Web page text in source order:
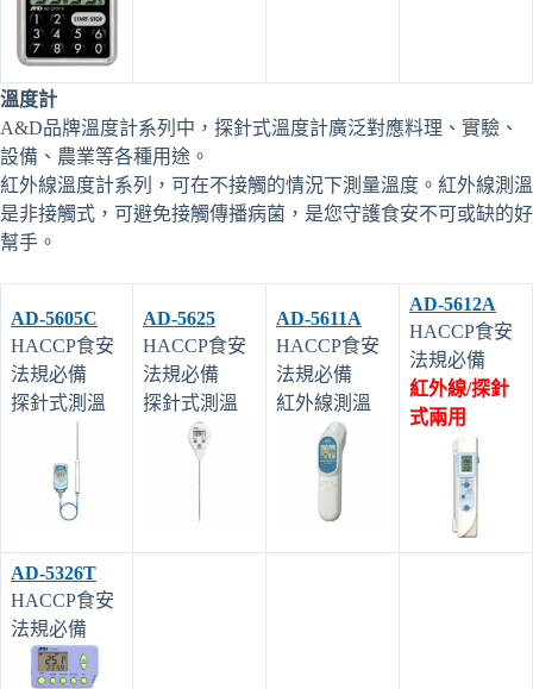
溫度計
A&D品牌溫度計系列中，探針式溫度計廣泛對應料理、實驗、
設備、農業等各種用途。
紅外線溫度計系列，可在不接觸的情況下測量溫度。紅外線測溫
是非接觸式，可避免接觸傳播病菌，是您守護食安不可或缺的好
幫手。
AD-5605C
HACCP食安
法規必備
探針式測溫
AD-5625
HACCP食安
法規必備
探針式測溫
AD-5611A
HACCP食安
法規必備
紅外線測溫
AD-5612A
HACCP食安
法規必備
紅外線/探針
式兩用
AD-5326T
HACCP食安
法規必備